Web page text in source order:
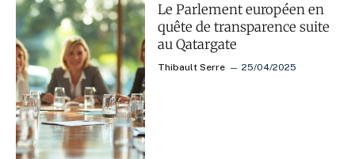
Le Parlement européen en
quête de transparence suite
au Qatargate
Thibault Serre 25/04/2025